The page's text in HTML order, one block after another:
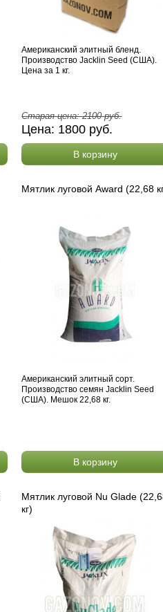
Американский элитный бленд.
Производство Jacklin Seed (США).
Цена за 1 кг.
Старая цена:2100руб.
Цена: 1800 руб.
В корзину
Мятлик луговой Award (22,68
Американский элитный сорт.
Производство семян Jacklin Seed
(США). Мешок 22,68 кг.
В корзину
Мятлик луговой Nu Glade
кг)